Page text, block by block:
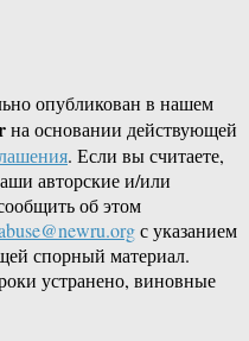
опубликован в нашем
на основании действующей
. Если вы считаете,
авторские и/или
об этом
с указанием
спорный материал.
устранено, виновные